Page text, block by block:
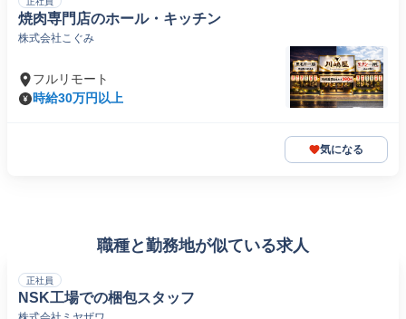
焼肉専門店のホール・キッチン
株式会社こぐみ
フルリモート
時給30万円以上
気になる
職種と勤務地が似ている求人
正社員
NSK工場での梱包スタッフ